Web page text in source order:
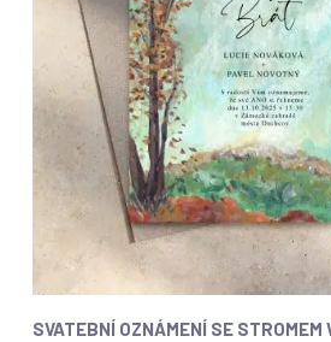
ZOBRAZIT
SVATEBNÍ OZNÁMENÍ SE STROMEM